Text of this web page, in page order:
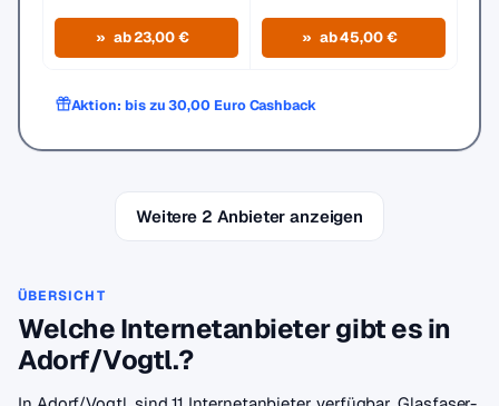
ab 23,00 € ab 45,00 €
Aktion: bis zu 30,00 Euro Cashback
Weitere 2 Anbieter anzeigen
ÜBERSICHT
Welche Internetanbieter gibt es in
Adorf/Vogtl.?